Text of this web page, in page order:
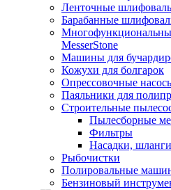
Ленточные
Барабанные
MesserStone
Машины для
Кожухи для болгарок
Опрессовочные
Паяльники для
Строительные
Пылесборные
Фильтры
Насадки,
Рыбочистки
Полировальные
Бензиновый